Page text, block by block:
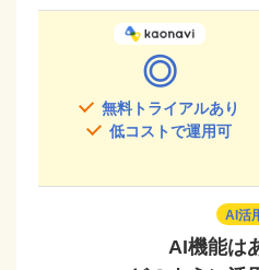
◎
無料トライアルあり
低コストで運用可
AI活
AI機能は